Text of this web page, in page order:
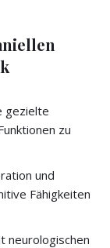
gezielte
zu
und
Fähigkeiten
neurologischen